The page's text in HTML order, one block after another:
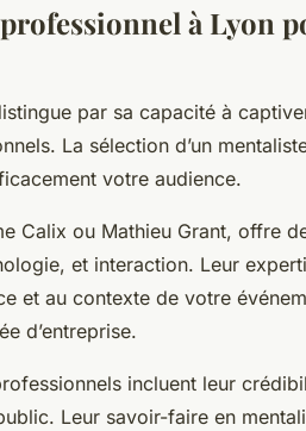
à Lyon
par sa capacité à
La sélection d’un
votre audience.
Calix ou Mathieu Grant, offre
et interaction. Leur
et au contexte de votre
d’entreprise.
incluent leur
Leur savoir-faire en